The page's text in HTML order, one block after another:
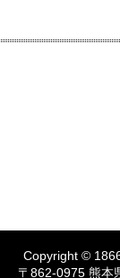
Copyright ©
〒862-0975 熊本